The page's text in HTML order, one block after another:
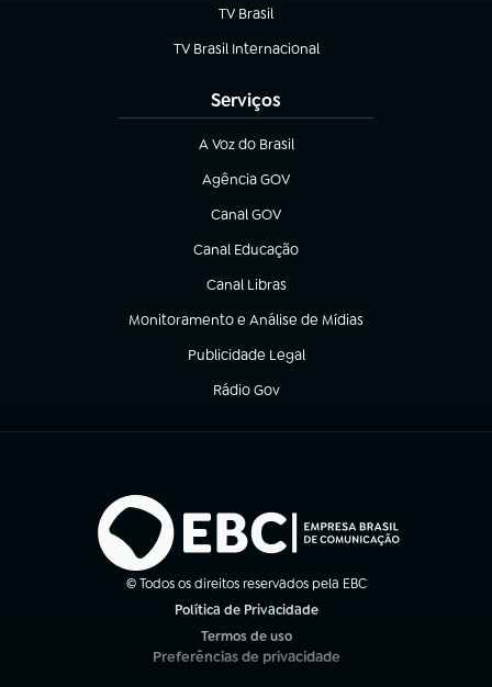
TV Brasil
(abre em nova aba)
TV Brasil Internacional
(abre em nova aba)
Serviços
A Voz do Brasil
(abre em nova aba)
Agência GOV
(abre em nova aba)
Canal GOV
(abre em nova aba)
Canal Educação
(abre em nova aba)
Canal Libras
(abre em nova aba)
Monitoramento e Análise de Mídias
(abre em nova aba)
Publicidade Legal
(abre em nova aba)
Rádio Gov
(abre em nova aba)
© Todos os direitos reservados pela EBC
Política de Privacidade
Termos de uso
(abre em nova aba)
Preferências de privacidade